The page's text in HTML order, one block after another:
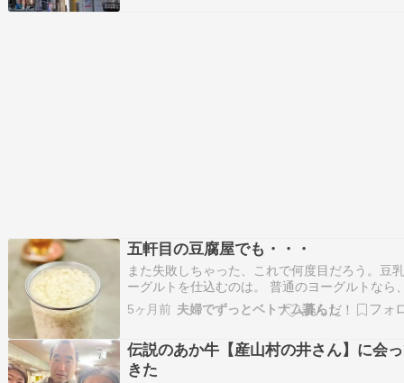
五軒目の豆腐屋でも・・・
また失敗しちゃった、これで何度目だろう。豆
ーグルトを仕込むのは。 普通のヨーグルトなら
ゃんとできるんだけどね〜。 牛乳とヨーグルト
容器に入れて、ヨーグルトメーカーにセットす
かも美味しい。 毎日の楽しみだけど、少し軽…
5ヶ月前 夫婦でずっとベトナム暮らし
伝説のあか牛【産山村の井さん】に会
きた